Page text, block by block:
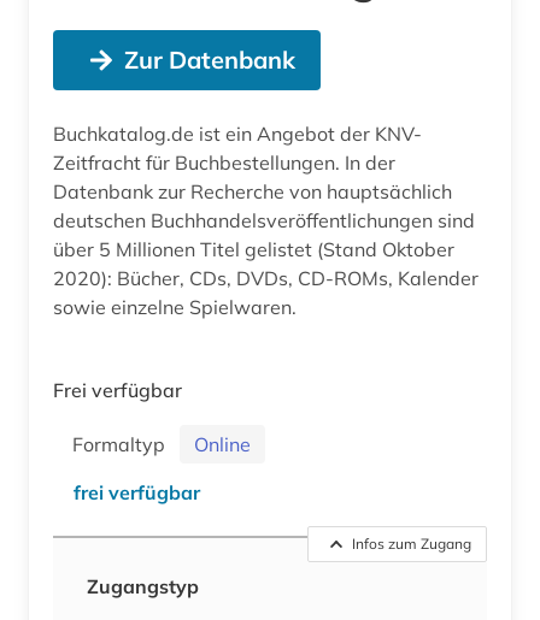
Zur Datenbank
Buchkatalog.de ist ein Angebot der KNV-
Zeitfracht für Buchbestellungen. In der
Datenbank zur Recherche von hauptsächlich
deutschen Buchhandelsveröffentlichungen sind
über 5 Millionen Titel gelistet (Stand Oktober
2020): Bücher, CDs, DVDs, CD-ROMs, Kalender
sowie einzelne Spielwaren.
Frei verfügbar
Formaltyp
Online
frei verfügbar
Infos zum Zugang
Zugangstyp